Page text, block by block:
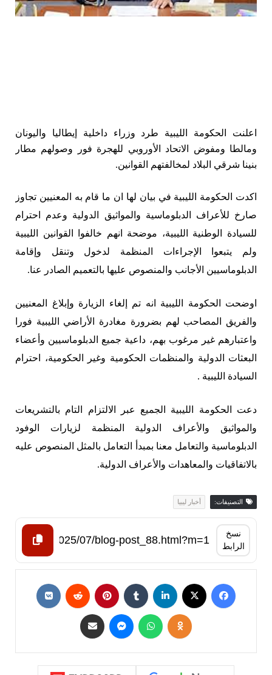
اعلنت الحكومة الليبية طرد وزراء داخلية إيطاليا واليونان
ومالطا ومفوض الاتحاد الأوروبي للهجرة فور وصولهم مطار
بنينا شرقي البلاد لمخالفتهم القوانين.
اكدت الحكومة الليبية في بيان لها ان ما قام به المعنيين تجاوز
صارخ للأعراف الدبلوماسية والمواثيق الدولية وعدم احترام
للسيادة الوطنية الليبية، موضحة انهم خالفوا القوانين الليبية
ولم يتبعوا الإجراءات المنظمة لدخول وتنقل وإقامة
الدبلوماسيين الأجانب والمنصوص عليها بالتعميم الصادر عنا.
اوضحت الحكومة الليبية انه تم إلغاء الزيارة وإبلاغ المعنيين
والفريق المصاحب لهم بضرورة مغادرة الأراضي الليبية فورا
واعتبارهم غير مرغوب بهم، داعية جميع الدبلوماسيين وأعضاء
البعثات الدولية والمنظمات الحكومية وغير الحكومية، احترام
السيادة الليبية .
دعت الحكومة الليبية الجميع عبر الالتزام التام بالتشريعات
والمواثيق والأعراف الدولية المنظمة لزيارات الوفود
الدبلوماسية والتعامل معنا بمبدأ التعامل بالمثل المنصوص عليه
بالاتفاقيات والمعاهدات والأعراف الدولية.
التصنيفات: أخبار ليبيا
نسخ
الرابط